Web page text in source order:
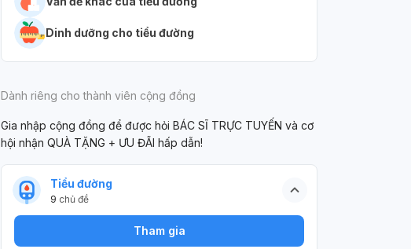
Dinh dưỡng cho tiểu đường
Dành riêng cho thành viên cộng đồng
Gia nhập cộng đồng để được hỏi BÁC SĨ TRỰC TUYẾN và cơ
hội nhận QUÀ TẶNG + ƯU ĐÃI hấp dẫn!
Tiểu đường
9 chủ đề
Tham gia